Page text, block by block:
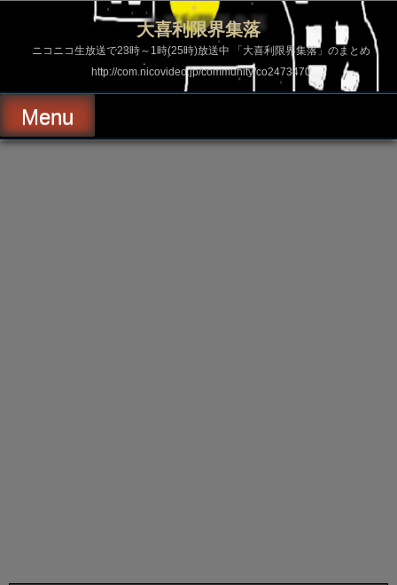
ス
ッ
プ
大喜利限界集落
ニコニコ生放送で23時～1時(25時)放送中 「大喜利限界集落」のまとめ
http://com.nicovideo.jp/community/co2473470
Menu